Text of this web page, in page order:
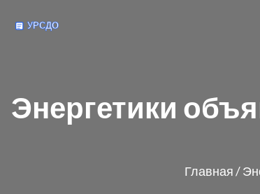
Энергетики
Главная/